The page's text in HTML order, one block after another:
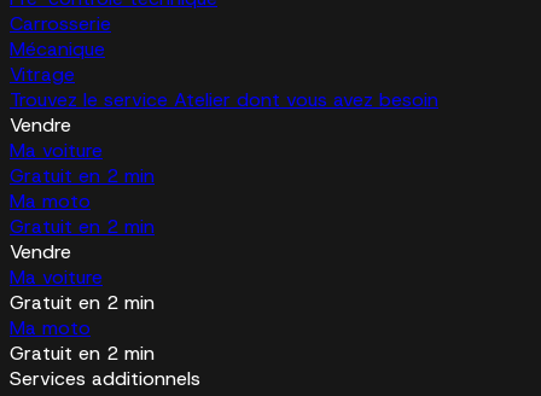
Carrosserie
Mécanique
Vitrage
Trouvez le service Atelier dont vous avez besoin
Vendre
Ma voiture
Gratuit en 2 min
Ma moto
Gratuit en 2 min
Vendre
Ma voiture
Gratuit en 2 min
Ma moto
Gratuit en 2 min
Services additionnels